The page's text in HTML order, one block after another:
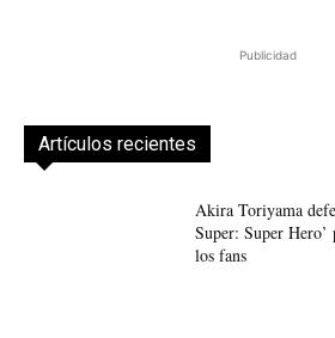
Publicidad
Artículos recientes
Akira Toriyama
Super: Super
los fans